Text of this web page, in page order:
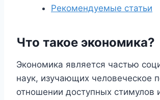
Рекомендуемые статьи
Что такое экономика?
Экономика является частью
наук, изучающих человеческое
отношении доступных стимулов